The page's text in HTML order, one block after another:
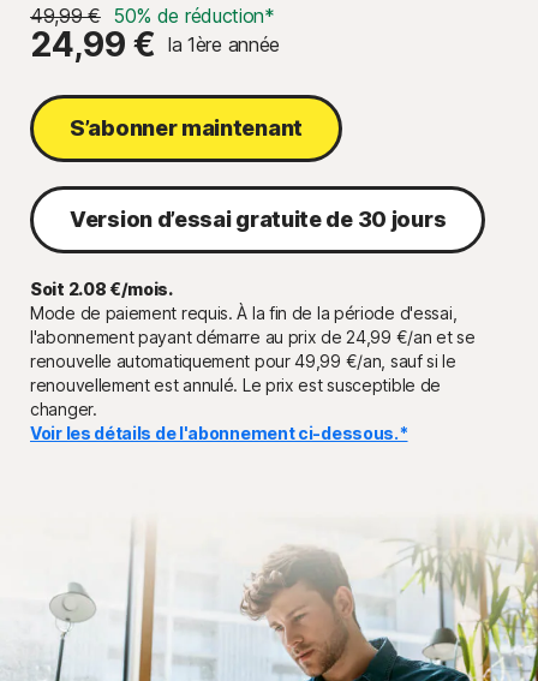
49,99 € 50% de réduction*
24,99 € la 1ère année
S’abonner maintenant
Version d’essai gratuite de 30 jours
Soit 2.08 €/mois.
Mode de paiement requis. À la fin de la période d'essai,
l'abonnement payant démarre au prix de 24,99 €/an et se
renouvelle automatiquement pour 49,99 €/an, sauf si le
renouvellement est annulé. Le prix est susceptible de
changer.
Voir les détails de l'abonnement ci-dessous.*